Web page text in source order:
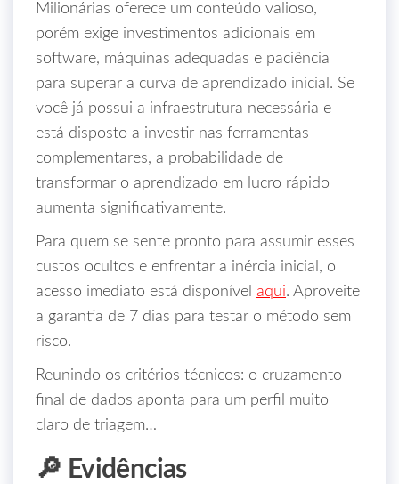
Milionárias oferece um conteúdo valioso,
porém exige investimentos adicionais em
software, máquinas adequadas e paciência
para superar a curva de aprendizado inicial. Se
você já possui a infraestrutura necessária e
está disposto a investir nas ferramentas
complementares, a probabilidade de
transformar o aprendizado em lucro rápido
aumenta significativamente.
Para quem se sente pronto para assumir esses
custos ocultos e enfrentar a inércia inicial, o
acesso imediato está disponível aqui. Aproveite
a garantia de 7 dias para testar o método sem
risco.
Reunindo os critérios técnicos: o cruzamento
final de dados aponta para um perfil muito
claro de triagem…
🔎 Evidências